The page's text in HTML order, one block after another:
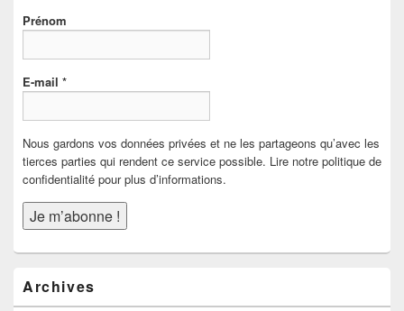
Prénom
E-mail *
Nous gardons vos données privées et ne les partageons qu’avec les
tierces parties qui rendent ce service possible. Lire notre politique de
confidentialité pour plus d’informations.
Archives